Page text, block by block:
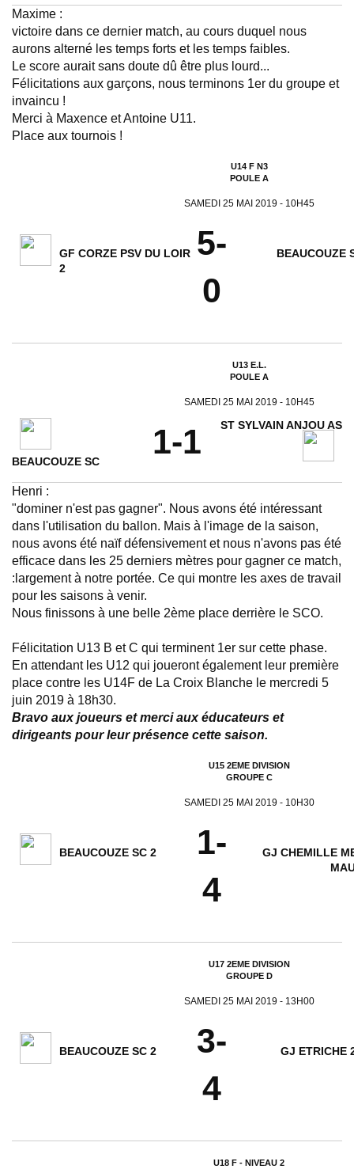
Maxime :
victoire dans ce dernier match, au cours duquel nous
aurons alterné les temps forts et les temps faibles.
Le score aurait sans doute dû être plus lourd...
Félicitations aux garçons, nous terminons 1er du groupe et
invaincu !
Merci à Maxence et Antoine U11.
Place aux tournois !
U14 F N3
POULE A
SAMEDI 25 MAI 2019 - 10H45
GF CORZE PSV DU LOIR
2
5-
0
BEAUCOUZE
U13 E.L.
POULE A
SAMEDI 25 MAI 2019 - 10H45
BEAUCOUZE SC
1-1 ST SYLVAIN ANJOU AS
Henri :
"dominer n'est pas gagner". Nous avons été intéressant
dans l'utilisation du ballon. Mais à l'image de la saison,
nous avons été naïf défensivement et nous n'avons pas été
efficace dans les 25 derniers mètres pour gagner ce match,
:largement à notre portée. Ce qui montre les axes de travail
pour les saisons à venir.
Nous finissons à une belle 2ème place derrière le SCO.
Félicitation U13 B et C qui terminent 1er sur cette phase.
En attendant les U12 qui joueront également leur première
place contre les U14F de La Croix Blanche le mercredi 5
juin 2019 à 18h30.
Bravo aux joueurs et merci aux éducateurs et
dirigeants pour leur présence cette saison.
U15 2EME DIVISION
GROUPE C
SAMEDI 25 MAI 2019 - 10H30
BEAUCOUZE SC 2
1-
4
GJ CHEMILLE
U17 2EME DIVISION
GROUPE D
SAMEDI 25 MAI 2019 - 13H00
BEAUCOUZE SC 2
3-
4
GJ ETRICHE
U18 F - NIVEAU 2